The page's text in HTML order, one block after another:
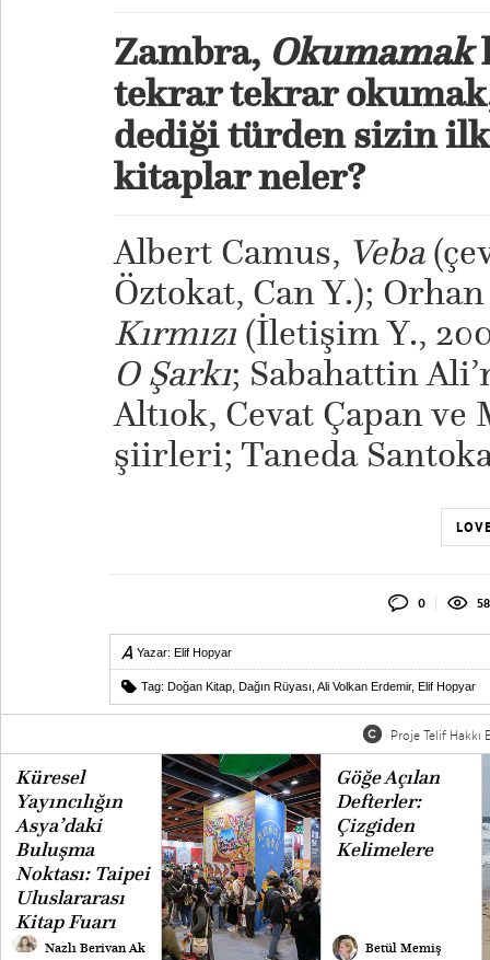
Zambra,Okumamak
tekrar tekrar
dediği türden sizin
kitaplar neler?
Albert Camus, Veba
Öztokat, Can Y.);
Kırmızı(İletişim Y.,
O Şarkı; Sabahattin
Altıok, Cevat Çapan ve
şiirleri; Taneda
0
Yazar: Elif Hopyar
Tag: Doğan Kitap Dağın Rüyası Ali Volkan Erdemir, Elif Hopyar
Proje Telif Hakkı
Küresel
Yayıncılığın
Asya’daki
Buluşma
Noktası: Taipei
Uluslararası
Kitap Fuarı
Nazlı Berivan Ak
Göğe Açılan
Defterler:
Çizgiden
Kelimelere
Betül Memiş